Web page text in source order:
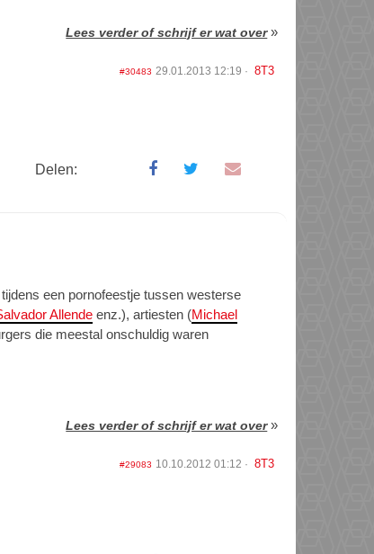
Lees verder of schrijf er wat over»
#30483 29.01.2013 12:19 8T3
Delen:
een pornofeestje tussen westerse
Allende enz.), artiesten (Michael
die meestal onschuldig waren
Lees verder of schrijf er wat over»
#29083 10.10.2012 01:12 8T3